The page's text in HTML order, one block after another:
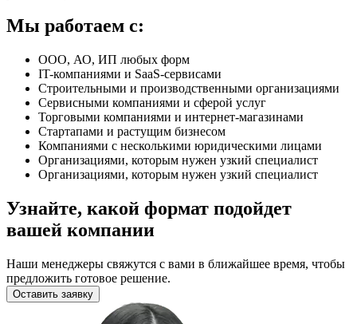
Мы работаем с:
ООО, АО, ИП любых форм
IT-компаниями и SaaS-сервисами
Строительными и производственными организациями
Сервисными компаниями и сферой услуг
Торговыми компаниями и интернет-магазинами
Стартапами и растущим бизнесом
Компаниями с несколькими юридическими лицами
Организациями, которым нужен узкий специалист
Организациями, которым нужен узкий специалист
Узнайте, какой формат подойдет
вашей компании
Наши менеджеры свяжутся с вами в ближайшее время, чтобы
предложить готовое решение.
Оставить заявку